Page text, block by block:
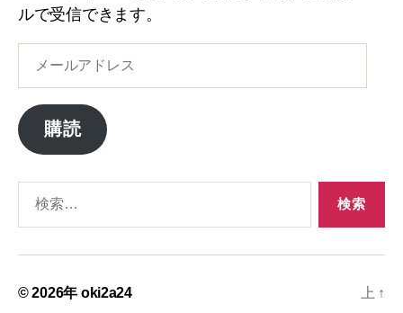
ルで受信できます。
ア
ド
ス
購読
象:
© 2026年 oki2a24 上 ↑